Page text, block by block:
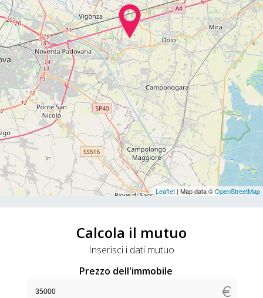
Leaflet | Map data ©OpenStreetMap
Calcola il mutuo
Inserisci i dati mutuo
Prezzo dell'immobile